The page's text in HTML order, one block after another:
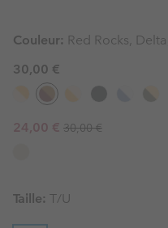
Couleur: Red Rocks,
30,00 €
Sale price:
24,00 € Regular price:
30,00 €
Taille: T/U